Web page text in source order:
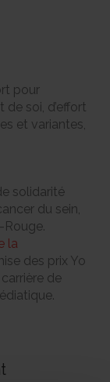
pour
soi, d’effort
et variantes,
solidarité
du sein,
Rouge.
la
des prix Yo
de